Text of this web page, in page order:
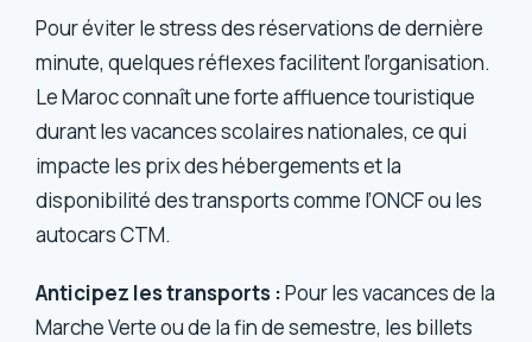
Pour éviter le stress des réservations de dernière
minute, quelques réflexes facilitent l’organisation.
Le Maroc connaît une forte affluence touristique
durant les vacances scolaires nationales, ce qui
impacte les prix des hébergements et la
disponibilité des transports comme l’ONCF ou les
autocars CTM.
Anticipez les transports :Pour les vacances de la
Marche Verte ou de la fin de semestre, les billets